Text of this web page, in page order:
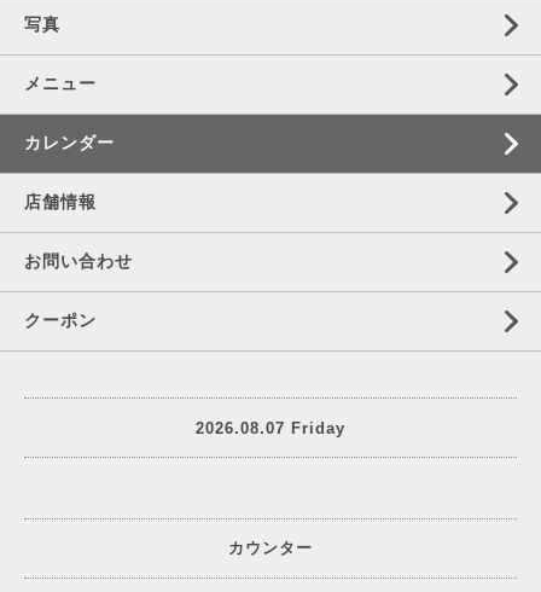
写真
メニュー
カレンダー
店舗情報
お問い合わせ
クーポン
2026.08.07 Friday
カウンター